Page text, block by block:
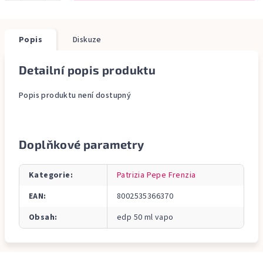
Popis Diskuze
Detailní popis produktu
Popis produktu není dostupný
Doplňkové parametry
Kategorie:
Patrizia Pepe Frenzia
EAN:
8002535366370
Obsah: edp 50 ml vapo